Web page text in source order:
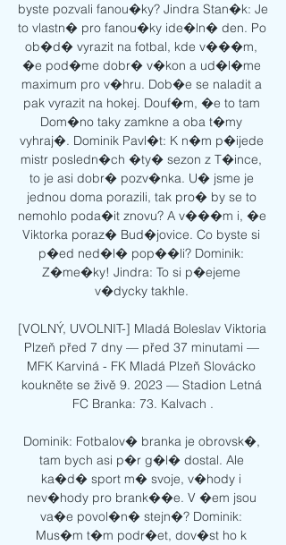
byste pozvali fanou�ky? Jindra Stan�k: Je
to vlastn� pro fanou�ky ide�ln� den. Po
ob�d� vyrazit na fotbal, kde v���m,
�e pod�me dobr� v�kon a ud�l�me
maximum pro v�hru. Dob�e se naladit a
pak vyrazit na hokej. Douf�m, �e to tam
Dom�no taky zamkne a oba t�my
vyhraj�. Dominik Pavl�t: K n�m p�ijede
mistr posledn�ch �ty� sezon z T�ince,
to je asi dobr� pozv�nka. U� jsme je
jednou doma porazili, tak pro� by se to
nemohlo poda�it znovu? A v���m i, �e
Viktorka poraz� Bud�jovice. Co byste si
p�ed ned�l� pop��li? Dominik:
Z�me�ky! Jindra: To si p�ejeme
v�dycky takhle.
[VOLNÝ, UVOLNIT-] Mladá Boleslav Viktoria
Plzeň před 7 dny — před 37 minutami —
MFK Karviná - FK Mladá Plzeň Slovácko
koukněte se živě 9. 2023 — Stadion Letná
FC Branka: 73. Kalvach .
Dominik: Fotbalov� branka je obrovsk�,
tam bych asi p�r g�l� dostal. Ale
ka�d� sport m� svoje, v�hody i
nev�hody pro brank��e. V �em jsou
va�e povol�n� stejn�? Dominik:
Mus�m t�m podr�et, dov�st ho k